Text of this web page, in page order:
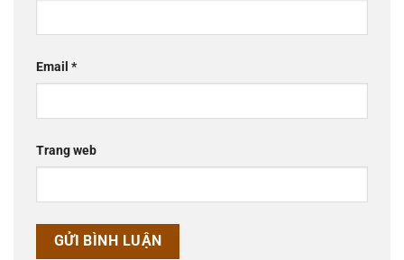
Email *
Trang web